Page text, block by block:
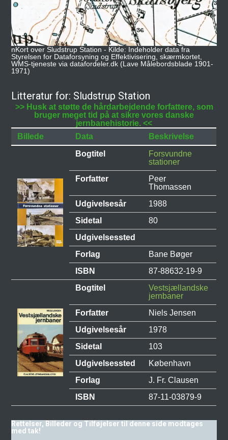
nKort over Sludstrup Station - Kilde: Indeholder data fra
Styrelsen for Dataforsyning og Effektivisering, skærmkortet,
WMS-tjeneste via datafordeler.dk (Lave Målebordsblade 1901-
1971)
Litteratur for: Sludstrup Station
>> Husk at støtte de hårdarbejdende forfattere, som
bruger meget tid på at sikre vores danske
jernbanehistorie. <<
Billede
Data
Beskrivelse
Bogtitel
Forsvundne
stationer
Forfatter
Peer
Thomassen
Udgivelsesår
1988
Sidetal
80
Udgivelsessted
Forlag
Bane Bøger
ISBN
87-88632-19-9
Bogtitel
Vestsjællandske
jernbaner
Forfatter
Niels Jensen
Udgivelsesår
1978
Sidetal
103
Udgivelsessted
København
Forlag
J. Fr. Clausen
ISBN
87-11-03879-9
Rettelser, Billeder og Tilføjelser til denne side modtages
med tak!